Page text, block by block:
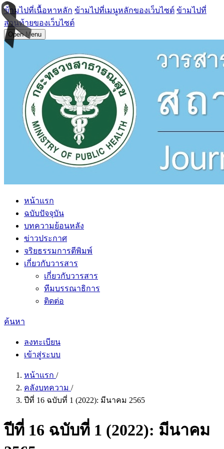
ข้ามไปที่เนื้อหาหลัก ข้ามไปที่เมนูหลักของเว็บไซต์ ข้ามไปที่
ส่วนท้ายของเว็บไซต์
Open Menu
หน้าแรก
ฉบับปัจจุบัน
บทความย้อนหลัง
ข่าวประกาศ
จริยธรรมการตีพิมพ์
เกี่ยวกับวารสาร
เกี่ยวกับวารสาร
ทีมบรรณาธิการ
ติดต่อ
ค้นหา
ลงทะเบียน
เข้าสู่ระบบ
หน้าแรก /
คลังบทความ /
ปีที่ 16 ฉบับที่ 1 (2022): มีนาคม 2565
ปีที่ 16 ฉบับที่ 1 (2022): มีนาคม